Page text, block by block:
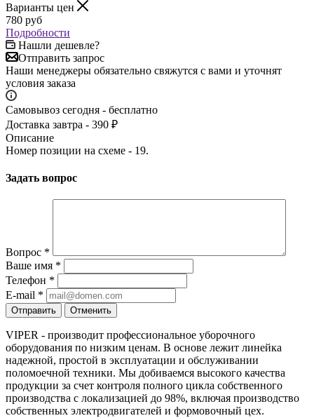
Варианты цен
780 руб
Подробности
Нашли дешевле?
Отправить запрос
Наши менеджеры обязательно свяжутся с вами и уточнят
условия заказа
Самовывоз сегодня - бесплатно
Доставка завтра - 390 ₽
Описание
Номер позиции на схеме - 19.
Задать вопрос
Вопрос *
Ваше имя *
Телефон *
E-mail *
Отправить Отменить
VIPER - производит профессиональное уборочного
оборудования по низким ценам. В основе лежит линейка
надежной, простой в эксплуатации и обслуживании
поломоечной техники. Мы добиваемся высокого качества
продукции за счет контроля полного цикла собственного
производства с локализацией до 98%, включая производство
собственных электродвигателей и формовочный цех.